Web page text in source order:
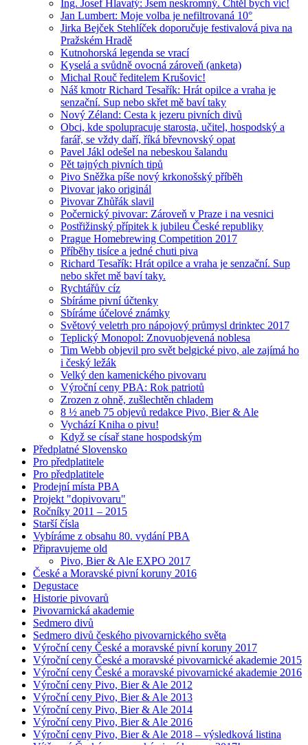
Ing. Josef Hlavatý: Jsem neskromný. Chtěl bych víc!
Jan Lumbert: Moje volba je nefiltrovaná 10°
Jirka Bejček Stehlíček doporučuje festivalová piva na
Pražském Hradě
Kutnohorská legenda se vrací
Kyselá a svůdně ovocná zároveň (anketa)
Michal Rouč ředitelem Krušovic!
Náš kmotr Richard Tesařík: Hrát opilce a vraha je
senzační. Sup nebo skřet mě baví taky
Nový Zéland: Cesta k jezeru pivních divů
Obci, kde spolupracuje starosta, učitel, hospodský a
farář, se vždy daří, říká břevnovský opat
Pavel Jákl odešel na nebeskou šalandu
Pět tajných pivních tipů
Pivo Sněžka píše nový krkonošský příběh
Pivovar jako originál
Pivovar Zhůřák slavil
Počernický pivovar: Zároveň v Praze i na vesnici
Postřižinský přípitek k jubileu České republiky
Prague Homebrewing Competition 2017
Příběhy tisíce a jedné chuti piva
Richard Tesařík: Hrát opilce a vraha je senzační. Sup
nebo skřet mě baví taky.
Rychtářův cíz
Sbíráme pivní účtenky
Sbíráme účelové známky
Světový veletrh pro nápojový průmysl drinktec 2017
Teplický Monopol: Znovuobjevená noblesa
Tim Webb objevil pro svět belgické pivo, ale zajímá ho
i český ležák
Velký den kamenického pivovaru
Výroční ceny PBA: Rok patriotů
Zrozen z ohně, zušlechtěn chladem
8 ½ aneb 75 objevů redakce Pivo, Bier & Ale
Vychází Kniha o pivu!
Když se císař stane hospodským
Předplatné Slovensko
Pro předplatitele
Pro předplatitele
Prodejní místa PBA
Projekt "dopivovaru"
Ročníky 2011 – 2015
Starší čísla
Vybíráme z obsahu 80. vydání PBA
Připravujeme old
Pivo, Bier & Ale EXPO 2017
České a Moravské pivní koruny 2016
Degustace
Historie pivovarů
Pivovarnická akademie
Sedmero divů
Sedmero divů českého pivovarnického světa
Výroční ceny České a moravské pivní koruny 2017
Výroční ceny České a moravské pivovarnické akademie 2015
Výroční ceny České a moravské pivovarnické akademie 2016
Výroční ceny Pivo, Bier & Ale 2012
Výroční ceny Pivo, Bier & Ale 2013
Výroční ceny Pivo, Bier & Ale 2014
Výroční ceny Pivo, Bier & Ale 2016
Výroční ceny Pivo, Bier & Ale 2018 – výsledková listina